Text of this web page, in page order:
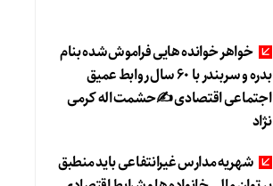
خواهر خوانده هایی فراموش شده بنام
بدره و سربندر با ۶۰ سال روابط عمیق
اجتماعی اقتصادی ✍حشمت اله کرمی
نژاد
شهریه مدارس غیرانتفاعی باید منطبق